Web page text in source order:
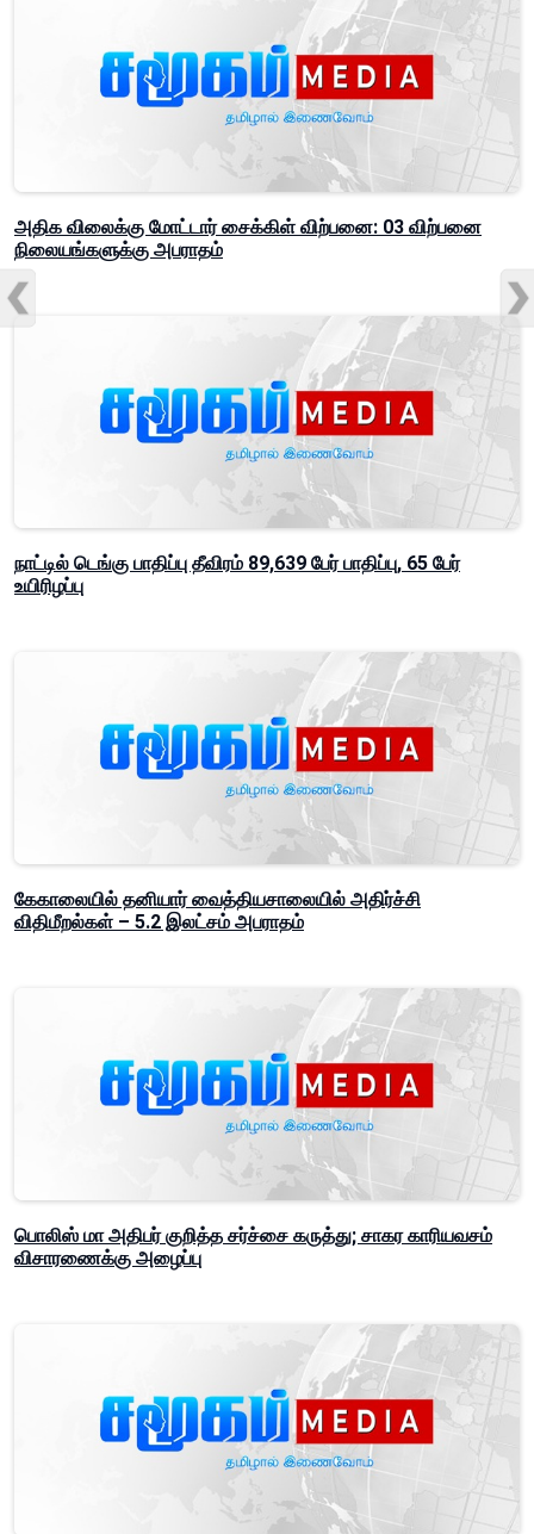
அதிக விலைக்கு மோட்டார் சைக்கிள் விற்பனை: 03 விற்பனை
நிலையங்களுக்கு அபராதம்
நாட்டில் டெங்கு பாதிப்பு தீவிரம் 89,639 பேர் பாதிப்பு, 65 பேர்
உயிரிழப்பு
கேகாலையில் தனியார் வைத்தியசாலையில் அதிர்ச்சி
விதிமீறல்கள் – 5.2 இலட்சம் அபராதம்
பொலிஸ் மா அதிபர் குறித்த சர்ச்சை கருத்து; சாகர காரியவசம்
விசாரணைக்கு அழைப்பு